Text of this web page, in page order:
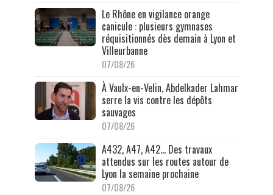
Le Rhône en vigilance orange
canicule : plusieurs gymnases
réquisitionnés dès demain à Lyon et
Villeurbanne
07/08/26
À Vaulx-en-Velin, Abdelkader Lahmar
serre la vis contre les dépôts
sauvages
07/08/26
A432, A47, A42… Des travaux
attendus sur les routes autour de
Lyon la semaine prochaine
07/08/26